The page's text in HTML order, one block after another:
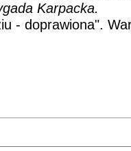
Karpacka.
- doprawiona".